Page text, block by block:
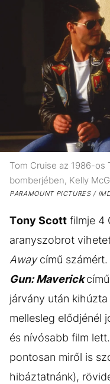
Tom Cruise az 1986-os
bomberjében, Kelly
PARAMOUNT PICTURES /
Tony Scott filmje 4
aranyszobrot
Awaycímű
Gun: Maverick
járvány után
mellesleg elődjénél
és nívósabb film
pontosan miről is
hibáztatnánk),